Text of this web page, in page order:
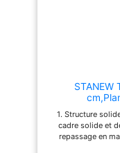
Conception pliable et
petit espace après
support en fer, et le fer
être placé sur le support
place. Le cordon
d'alimentation a
une place spéciale, de
STANEW
1. Structure
cadre solide et
repassage en